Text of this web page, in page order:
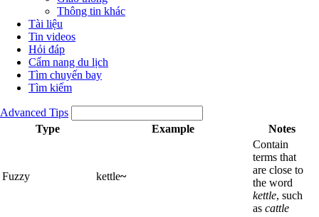
Thông tin khác
Tài liệu
Tin videos
Hỏi đáp
Cẩm nang du lịch
Tìm chuyến bay
Tìm kiếm
Advanced Tips
Type
Example Notes
Fuzzy kettle~
Contain
terms that
are close to
the word
kettle, such
as cattle